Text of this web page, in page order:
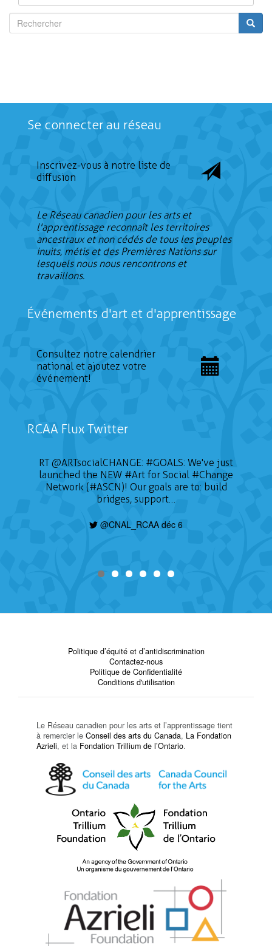
Se connecter au réseau
Inscrivez-vous à notre liste de
diffusion
Le Réseau canadien pour les arts et
l'apprentissage reconnaît les territoires
ancestraux et non cédés de tous les peuples
inuits, métis et des Premières Nations sur
lesquels nous nous rencontrons et
travaillons.
Événements d'art et d'apprentissage
Consultez notre calendrier
national et ajoutez votre
événement!
RCAA Flux Twitter
RT@ARTsocialCHANGE: #GOALS: We've just
launched the NEW #Art for Social #Change
Network (#ASCN)! Our goals are to: build
bridges, support…
@CNAL_RCAA déc 6
Politique d’équité et d’antidiscrimination
Contactez-nous
Politique de Confidentialité
Conditions d'utilisation
Le Réseau canadien pour les arts et l’apprentissage tient
à remercier le Conseil des arts du Canada, La Fondation
Azrieli, et la Fondation Trillium de l’Ontario.